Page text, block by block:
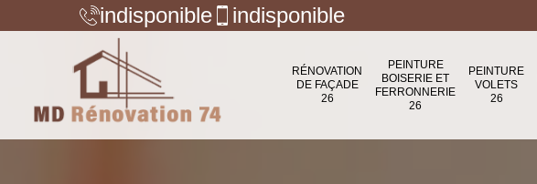
indisponible indisponible
RÉNOVATION
DE FAÇADE
26
PEINTURE
BOISERIE ET
FERRONNERIE
26
PEINTURE
VOLETS
26